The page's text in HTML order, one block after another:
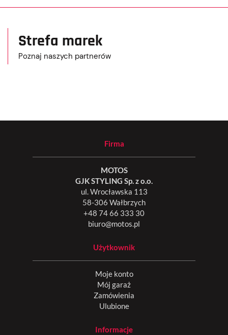
Strefa marek
Poznaj naszych partnerów
Firma
MOTOS
GJK STYLING Sp. z o.o.
ul. Wrocławska 113
58-306 Wałbrzych
+48 74 66 333 30
biuro@motos.pl
Użytkownik
Moje konto
Mój garaż
Zamówienia
Ulubione
Informacje